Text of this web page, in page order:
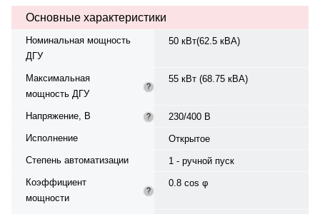
вращения — 1500 об/мин.
Генератор синхронный, 3-фазный,
H. Расход топлива: 11.7 л/ч при
100% нагрузке, 8.2 л/ч при 75%.
топлива. Панель управления —
Smartgen SK - 420. Вес — 810 кг,
Производство: Россия, гарантия
— 12 месяцев или 1000
Основные характеристики
Номинальная мощность
ДГУ
50 кВт(62.5 кВА)
Максимальная
мощность ДГУ
?
55 кВт (68.75 кВА)
Напряжение, В ?
230/400 В
Исполнение
Открытое
Степень автоматизации
1 - ручной пуск
Коэффициент
мощности
?
0.8 cos φ